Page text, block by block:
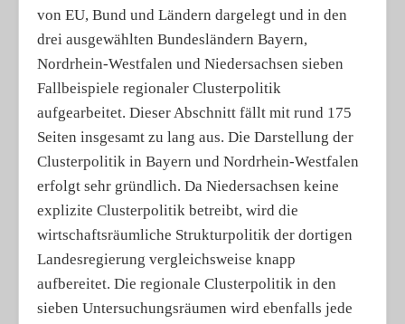
von EU, Bund und Ländern dargelegt und in den
drei ausgewählten Bundesländern Bayern,
Nordrhein-Westfalen und Niedersachsen sieben
Fallbeispiele regionaler Clusterpolitik
aufgearbeitet. Dieser Abschnitt fällt mit rund 175
Seiten insgesamt zu lang aus. Die Darstellung der
Clusterpolitik in Bayern und Nordrhein-Westfalen
erfolgt sehr gründlich. Da Niedersachsen keine
explizite Clusterpolitik betreibt, wird die
wirtschaftsräumliche Strukturpolitik der dortigen
Landesregierung vergleichsweise knapp
aufbereitet. Die regionale Clusterpolitik in den
sieben Untersuchungsräumen wird ebenfalls jede